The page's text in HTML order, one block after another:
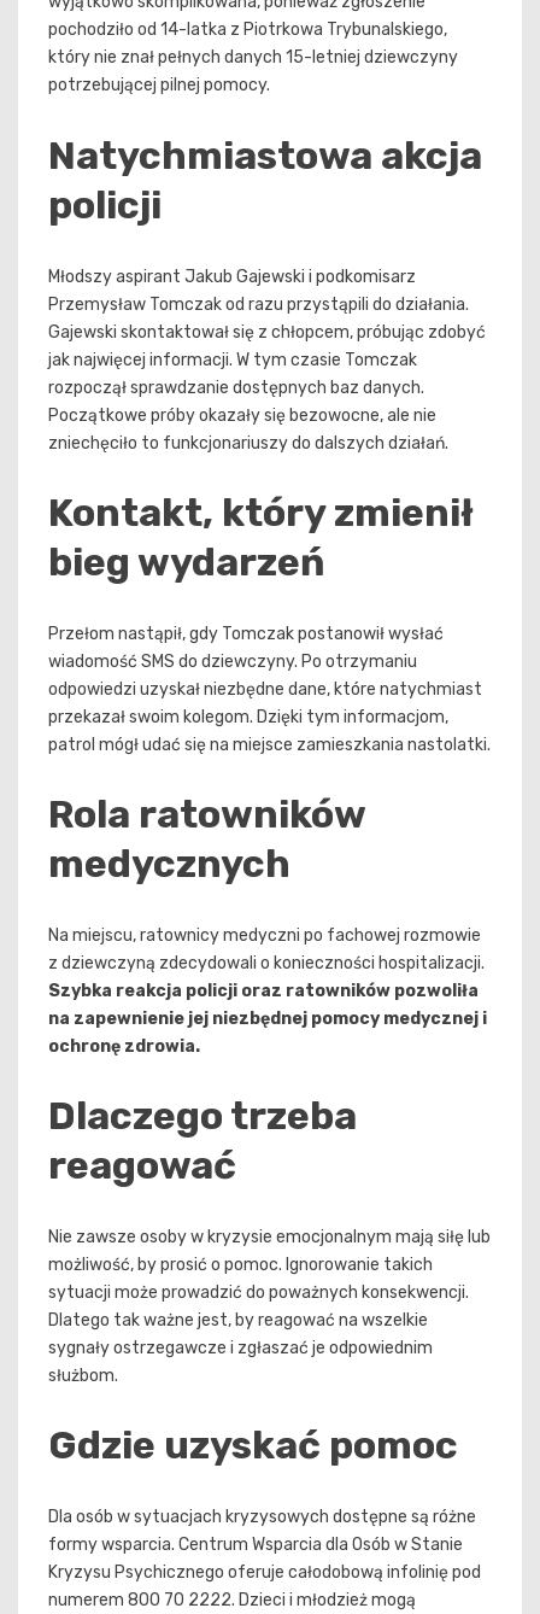
pochodziło od 14-latka z Piotrkowa Trybunalskiego,
który nie znał pełnych danych 15-letniej dziewczyny
potrzebującej pilnej pomocy.
Natychmiastowa akcja
policji
Młodszy aspirant Jakub Gajewski i podkomisarz
Przemysław Tomczak od razu przystąpili do działania.
Gajewski skontaktował się z chłopcem, próbując zdobyć
jak najwięcej informacji. W tym czasie Tomczak
rozpoczął sprawdzanie dostępnych baz danych.
Początkowe próby okazały się bezowocne, ale nie
zniechęciło to funkcjonariuszy do dalszych działań.
Kontakt, który zmienił
bieg wydarzeń
Przełom nastąpił, gdy Tomczak postanowił wysłać
wiadomość SMS do dziewczyny. Po otrzymaniu
odpowiedzi uzyskał niezbędne dane, które natychmiast
przekazał swoim kolegom. Dzięki tym informacjom,
patrol mógł udać się na miejsce zamieszkania nastolatki.
Rola ratowników
medycznych
Na miejscu, ratownicy medyczni po fachowej rozmowie
z dziewczyną zdecydowali o konieczności hospitalizacji.
Szybka reakcja policji oraz ratowników pozwoliła
na zapewnienie jej niezbędnej pomocy medycznej i
ochronę zdrowia.
Dlaczego trzeba
reagować
Nie zawsze osoby w kryzysie emocjonalnym mają siłę lub
możliwość, by prosić o pomoc. Ignorowanie takich
sytuacji może prowadzić do poważnych konsekwencji.
Dlatego tak ważne jest, by reagować na wszelkie
sygnały ostrzegawcze i zgłaszać je odpowiednim
służbom.
Gdzie uzyskać pomoc
Dla osób w sytuacjach kryzysowych dostępne są różne
formy wsparcia. Centrum Wsparcia dla Osób w Stanie
Kryzysu Psychicznego oferuje całodobową infolinię pod
numerem 800 70 2222. Dzieci i młodzież mogą